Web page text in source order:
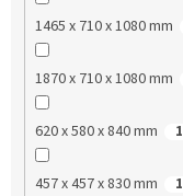
1465 x 710 x 1080 mm
1870 x 710 x 1080 mm
620 x 580 x 840 mm 1
457 x 457 x 830 mm 1